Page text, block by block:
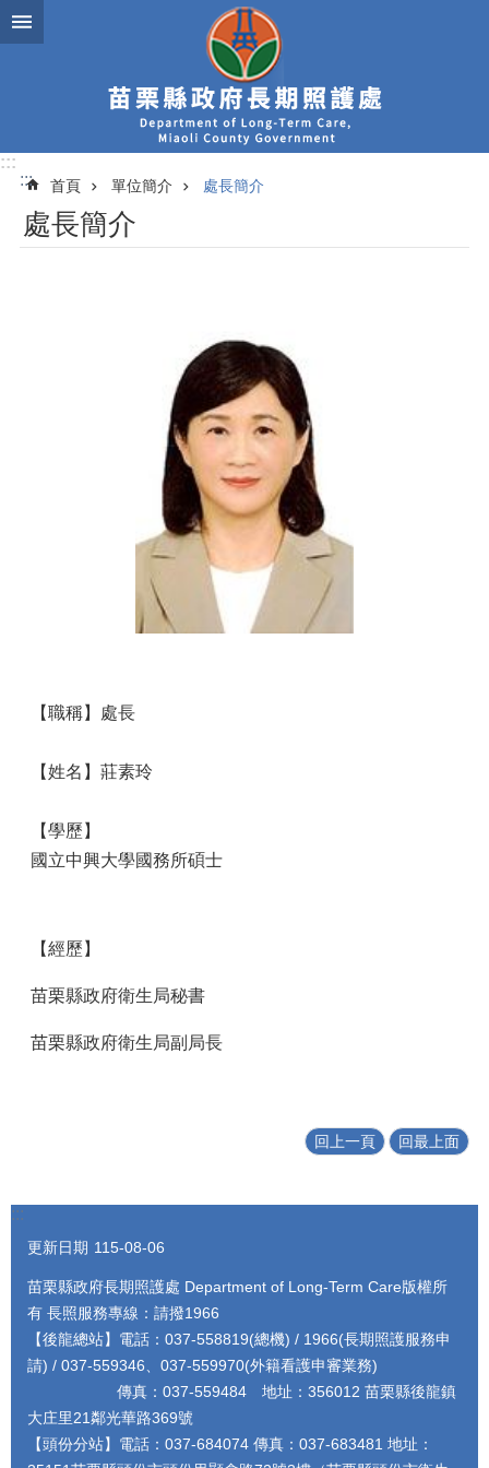
跳到主要內容區塊
:::
:::
首頁 單位簡介 處長簡介
處長簡介
【職稱】處長
【姓名】莊素玲
【學歷】
國立中興大學國務所碩士
【經歷】
苗栗縣政府衛生局秘書
苗栗縣政府衛生局副局長
回上一頁 回最上面
:::
更新日期 115-08-06
苗栗縣政府長期照護處 Department of Long-Term Care版權所
有 長照服務專線：請撥1966
【後龍總站】電話：037-558819(總機) / 1966(長期照護服務申
請) / 037-559346、037-559970(外籍看護申審業務)
傳真：037-559484 地址：356012 苗栗縣後龍鎮
大庄里21鄰光華路369號
【頭份分站】電話：037-684074 傳真：037-683481 地址：